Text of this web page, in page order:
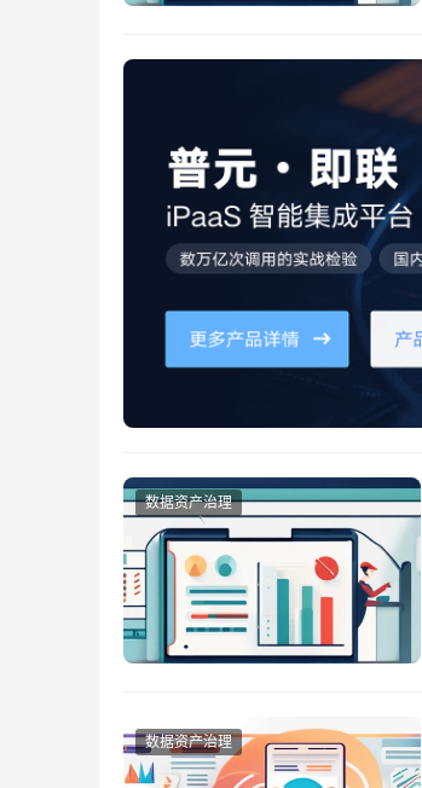
数据资产治理
数据资产治理